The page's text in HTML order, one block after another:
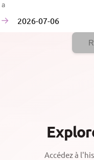
à
→
Accédez à